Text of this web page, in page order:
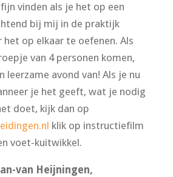
vinden als je het op een
bij mij in de praktijk
op elkaar te oefenen. Als
van 4 personen komen,
leerzame avond van! Als je nu
je het geeft, wat je nodig
doet, kijk dan op
klik op instructiefilm
voet-kuitwikkel.
van Heijningen,